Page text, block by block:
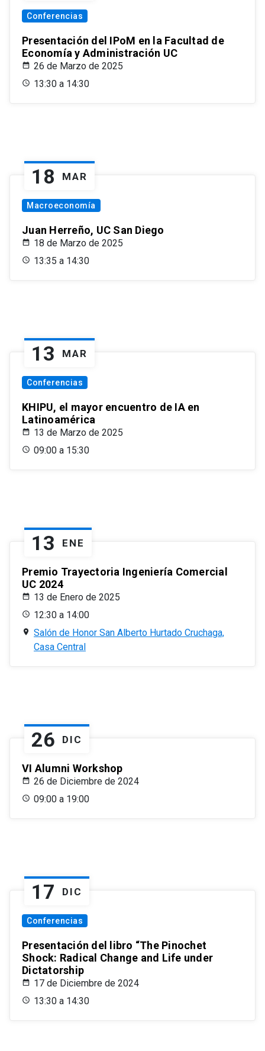
Conferencias
Presentación del IPoM en la Facultad de
Economía y Administración UC
26 de Marzo de 2025
13:30 a 14:30
18 MAR
Macroeconomía
Juan Herreño, UC San Diego
18 de Marzo de 2025
13:35 a 14:30
13 MAR
Conferencias
KHIPU, el mayor encuentro de IA en
Latinoamérica
13 de Marzo de 2025
09:00 a 15:30
13 ENE
Premio Trayectoria Ingeniería Comercial
UC 2024
13 de Enero de 2025
12:30 a 14:00
Salón de Honor San Alberto Hurtado Cruchaga,
Casa Central
26 DIC
VI Alumni Workshop
26 de Diciembre de 2024
09:00 a 19:00
17 DIC
Conferencias
Presentación del libro “The Pinochet
Shock: Radical Change and Life under
Dictatorship
17 de Diciembre de 2024
13:30 a 14:30